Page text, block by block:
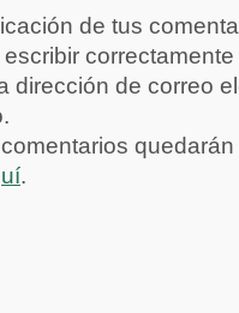
de tus
dirección de correo
.